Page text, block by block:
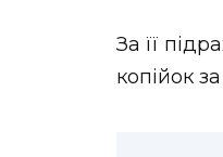
За її
копійок